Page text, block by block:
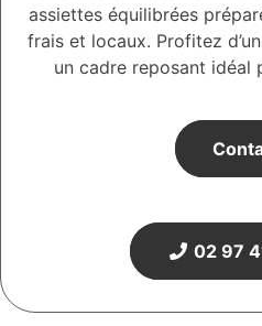
assiettes équilibrées
frais et locaux. Profitez
un cadre reposant idéal
02 97